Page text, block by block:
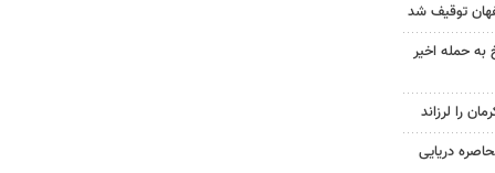
به حمله اخیر
دریایی